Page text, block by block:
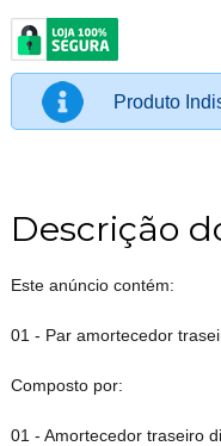
Produto
Descrição
Este anúncio contém:
01 - Par amortecedor
Composto por:
01 - Amortecedor traseiro